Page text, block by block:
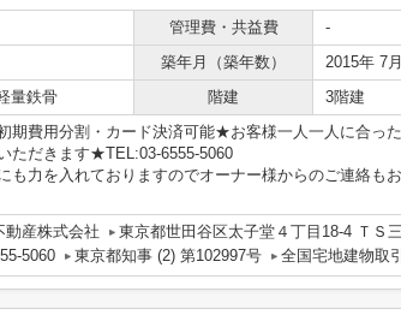
管理費・共益費
-
築年月（築年数）
2015年 7
量鉄骨 階建 3階建
期費用分割・カード決済可能★お客様一人一人に合っ
ただきます★TEL:03-6555-5060
も力を入れておりますのでオーナー様からのご連絡も
動産株式会社
東京都世田谷区太子堂４丁目18-4 ＴＳ
5060
東京都知事 (2) 第102997号 全国宅地建物取